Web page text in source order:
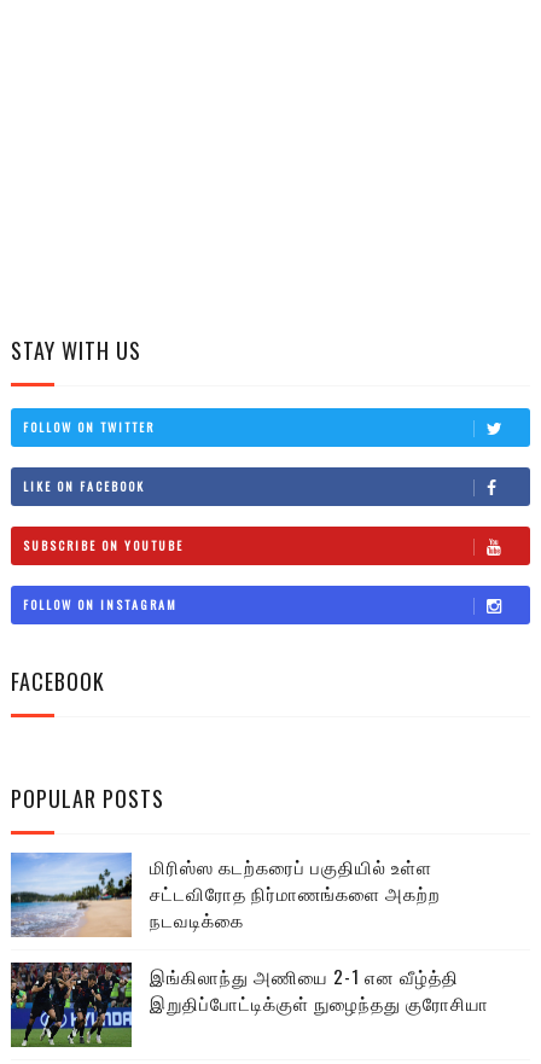
STAY WITH US
FOLLOW ON TWITTER
LIKE ON FACEBOOK
SUBSCRIBE ON YOUTUBE
FOLLOW ON INSTAGRAM
FACEBOOK
POPULAR POSTS
மிரிஸ்ஸ கடற்கரைப் பகுதியில் உள்ள
சட்டவிரோத நிர்மாணங்களை அகற்ற
நடவடிக்கை
இங்கிலாந்து அணியை 2-1 என வீழ்த்தி
இறுதிப்போட்டிக்குள் நுழைந்தது குரோசியா